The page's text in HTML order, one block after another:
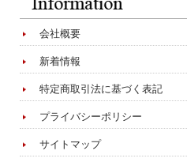
会社概要
新着情報
特定商取引法に基づく表記
プライバシーポリシー
サイトマップ